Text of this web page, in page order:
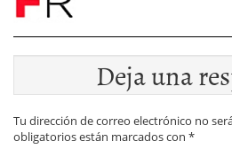
Deja una
Tu dirección de correo electrónico no
obligatorios están marcados con *